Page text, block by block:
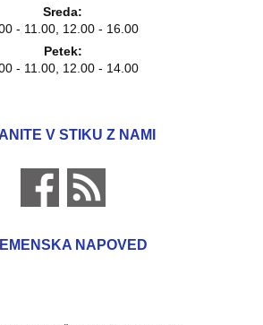
Sreda:
- 11.00, 12.00 - 16.00
Petek:
- 11.00, 12.00 - 14.00
V STIKU Z NAMI
NAPOVED